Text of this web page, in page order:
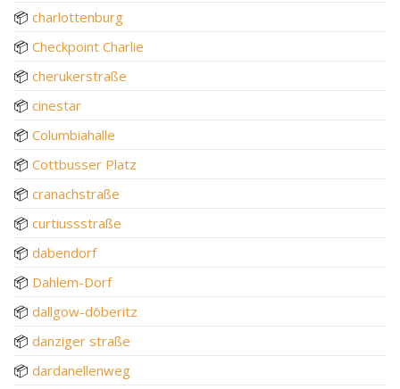
📦 charlottenburg
📦 Checkpoint Charlie
📦 cherukerstraße
📦 cinestar
📦 Columbiahalle
📦 Cottbusser Platz
📦 cranachstraße
📦 curtiussstraße
📦 dabendorf
📦 Dahlem-Dorf
📦 dallgow-döberitz
📦 danziger straße
📦 dardanellenweg